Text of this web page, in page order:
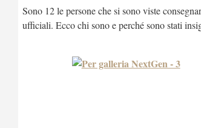
Sono 12 le persone che si sono viste
ufficiali. Ecco chi sono e perché sono stati